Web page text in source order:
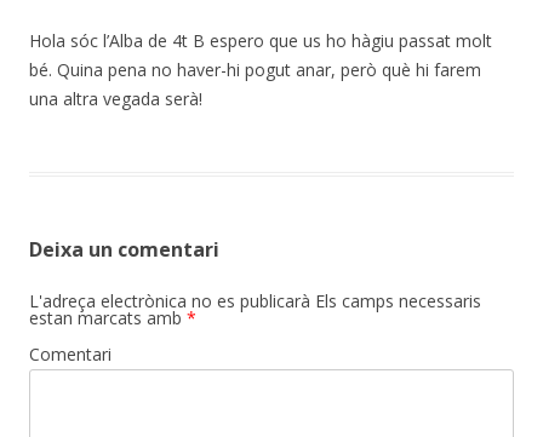
Hola sóc l’Alba de 4t B espero que us ho hàgiu passat molt
bé. Quina pena no haver-hi pogut anar, però què hi farem
una altra vegada serà!
Deixa un comentari
L'adreça electrònica no es publicarà Els camps necessaris
estan marcats amb *
Comentari